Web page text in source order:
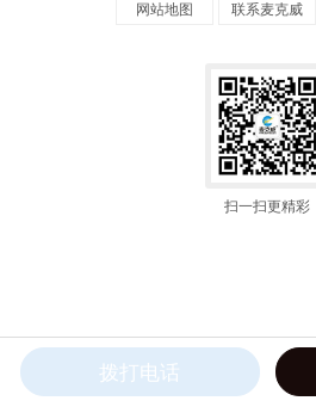
网站地图 联系麦克威
扫一扫更精彩
产品中心
拨打电话